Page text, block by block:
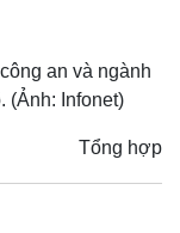
an và ngành
(Ảnh: Infonet)
Tổng hợp